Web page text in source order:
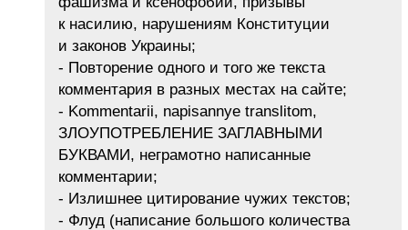
к насилию, нарушениям Конституции
и законов Украины;
- Повторение одного и того же текста
комментария в разных местах на сайте;
- Kommentarii, napisannye translitom,
ЗЛОУПОТРЕБЛЕНИЕ ЗАГЛАВНЫМИ
БУКВАМИ, неграмотно написанные
комментарии;
- Излишнее цитирование чужих текстов;
- Флуд (написание большого количества